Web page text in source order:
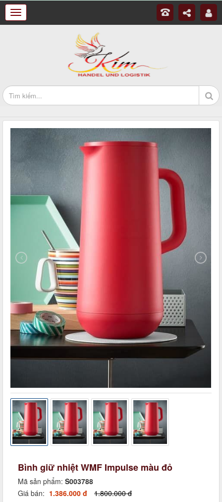
Bình giữ nhiệt WMF Impulse màu đỏ
Mã sản phẩm: S003788
Giá bán: 1.386.000 đ 1.800.000 đ